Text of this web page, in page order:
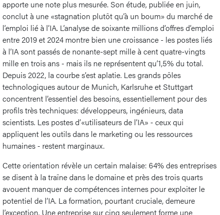
apporte une note plus mesurée. Son étude, publiée en juin,
conclut à une «stagnation plutôt qu’à un boum» du marché de
l’emploi lié à l’IA. L’analyse de soixante millions d’offres d’emploi
entre 2019 et 2024 montre bien une croissance - les postes liés
à l’IA sont passés de nonante-sept mille à cent quatre-vingts
mille en trois ans - mais ils ne représentent qu’1,5% du total.
Depuis 2022, la courbe s’est aplatie. Les grands pôles
technologiques autour de Munich, Karlsruhe et Stuttgart
concentrent l’essentiel des besoins, essentiellement pour des
profils très techniques: développeurs, ingénieurs, data
scientists. Les postes d’«utilisateurs de l’IA» - ceux qui
appliquent les outils dans le marketing ou les ressources
humaines - restent marginaux.
Cette orientation révèle un certain malaise: 64% des entreprises
se disent à la traîne dans le domaine et près des trois quarts
avouent manquer de compétences internes pour exploiter le
potentiel de l’IA. La formation, pourtant cruciale, demeure
l’exception. Une entreprise sur cinq seulement forme une